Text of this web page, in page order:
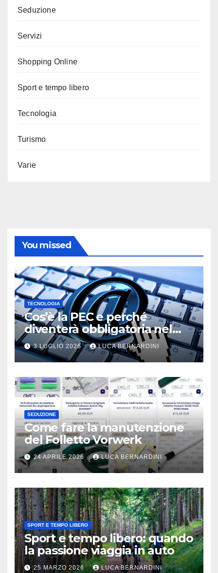
Seduzione
Servizi
Shopping Online
Sport e tempo libero
Tecnologia
Turismo
Varie
You missed
TECNOLOGIA
Cos’è la PEC e perché
diventerà obbligatoria nel
2026?
3 LUGLIO 2026 LUCA BERNARDINI
SEDUZIONE
Come fare la manutenzione
del Folletto Vorwerk
24 APRILE 2026 LUCA BERNARDINI
SPORT E TEMPO LIBERO
Sport e tempo libero: quando
la passione viaggia in auto
25 MARZO 2026 LUCA BERNARDINI